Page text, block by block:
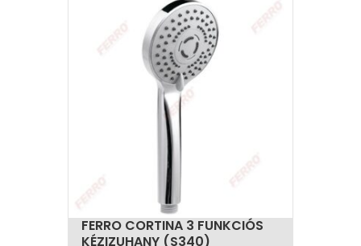
FERRO CORTINA 3 FUNKCIÓS
KÉZIZUHANY (S340)